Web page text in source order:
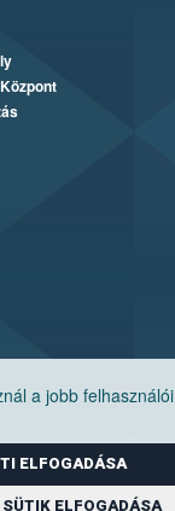
a jobb felhasználói
ELFOGADÁSA
ELFOGADÁSA